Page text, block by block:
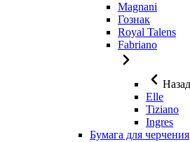
Magnani
Гознак
Royal Talens
Fabriano
Назад
Elle
Tiziano
Ingres
Бумага для черчения